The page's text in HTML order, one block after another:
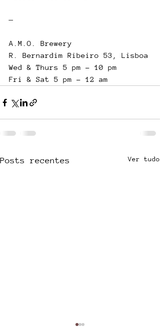
—
A.M.O. Brewery
R. Bernardim Ribeiro 53, Lisboa
Wed & Thurs 5 pm - 10 pm
Fri & Sat 5 pm - 12 am
Posts recentes Ver tudo